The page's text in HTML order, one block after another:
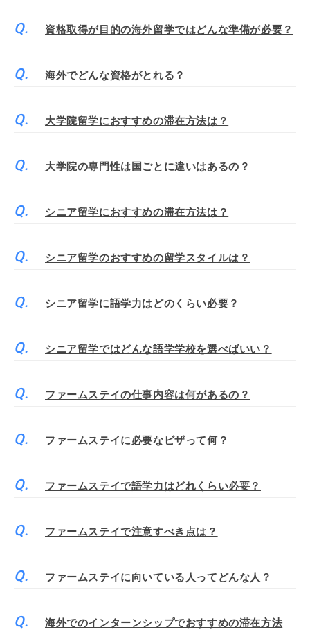
資格取得が目的の海外留学ではどんな準備が必要？
海外でどんな資格がとれる？
大学院留学におすすめの滞在方法は？
大学院の専門性は国ごとに違いはあるの？
シニア留学におすすめの滞在方法は？
シニア留学のおすすめの留学スタイルは？
シニア留学に語学力はどのくらい必要？
シニア留学ではどんな語学学校を選べばいい？
ファームステイの仕事内容は何があるの？
ファームステイに必要なビザって何？
ファームステイで語学力はどれくらい必要？
ファームステイで注意すべき点は？
ファームステイに向いている人ってどんな人？
海外でのインターンシップでおすすめの滞在方法